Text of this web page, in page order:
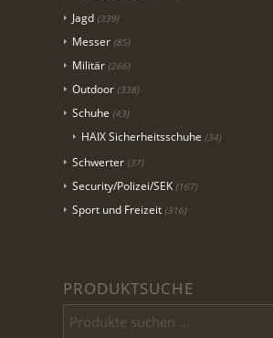
Jagd (339)
Messer (85)
Militär (266)
Outdoor (338)
Schuhe (43)
HAIX Sicherheitsschuhe (34)
Schwerter (37)
Security/Polizei/SEK (167)
Sport und Freizeit (316)
PRODUKTSUCHE